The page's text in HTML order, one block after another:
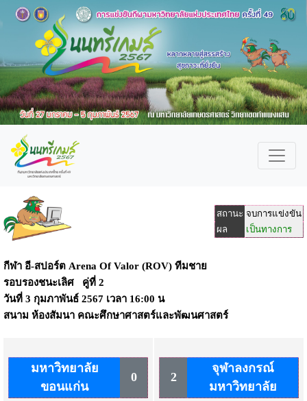
สถานะ จบการแข่งขัน
ผล
เป็นทางการ
กีฬา อี-สปอร์ต Arena Of Valor (ROV) ทีมชาย
รอบรองชนะเลิศ คู่ที่ 2
วันที่ 3 กุมภาพันธ์ 2567 เวลา 16:00 น
สนาม ห้องสัมนา คณะศึกษาศาสตร์และพัฒนศาสตร์
มหาวิทยาลัย
ขอนแก่น
0 2
จุฬาลงกรณ์
มหาวิทยาลัย